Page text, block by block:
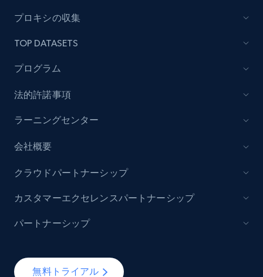
7.4K+
TikTok - Posts
URL, Post id, Description, Create time, Digg
count, Share count, Collect count, Comment
count, and more.
6.7K+ 906+
TikTok - Posts - Input specific profile URL to
URL, Post id, Description, Create time, Digg
count, Share count, Collect count, Comment
プロキシの収集
TOP DATASETS
プログラム
法的許諾事項
ラーニングセンター
会社概要
無料トライアル
クラウドパートナーシップ
カスタマーエクセレンスパートナーシップ
パートナーシップ